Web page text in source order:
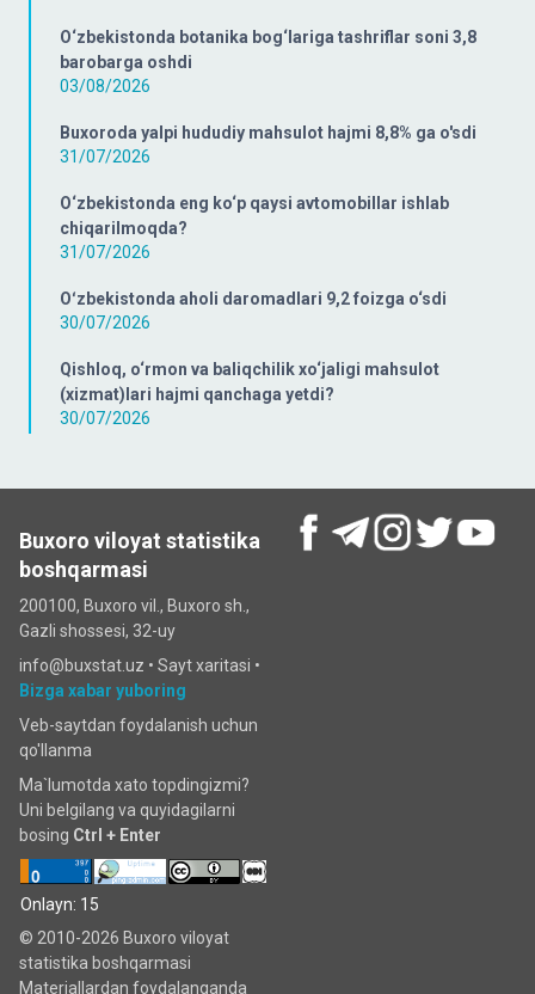
O‘zbekistonda botanika bog‘lariga tashriflar soni 3,8
barobarga oshdi
03/08/2026
Buxoroda yalpi hududiy mahsulot hajmi 8,8% ga o'sdi
31/07/2026
O‘zbekistonda eng ko‘p qaysi avtomobillar ishlab
chiqarilmoqda?
31/07/2026
Oʻzbekistonda aholi daromadlari 9,2 foizga o‘sdi
30/07/2026
Qishloq, o‘rmon va baliqchilik xo‘jaligi mahsulot
(xizmat)lari hajmi qanchaga yetdi?
30/07/2026
Buxoro viloyat statistika
boshqarmasi
200100, Buxoro vil., Buxoro sh.,
Gazli shossesi, 32-uy
info@buxstat.uz • Sayt xaritasi •
Bizga xabar yuboring
Veb-saytdan foydalanish uchun
qo'llanma
Ma`lumotda xato topdingizmi?
Uni belgilang va quyidagilarni
bosing Ctrl + Enter
Onlayn: 15
© 2010-2026 Buxoro viloyat
statistika boshqarmasi
Materiallardan foydalanganda